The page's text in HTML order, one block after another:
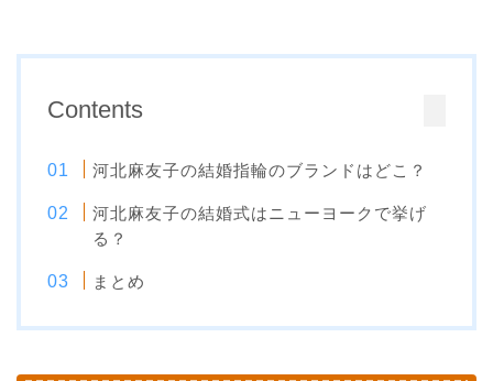
Contents
河北麻友子の結婚指輪のブランドはどこ？
河北麻友子の結婚式はニューヨークで挙げ
る？
まとめ